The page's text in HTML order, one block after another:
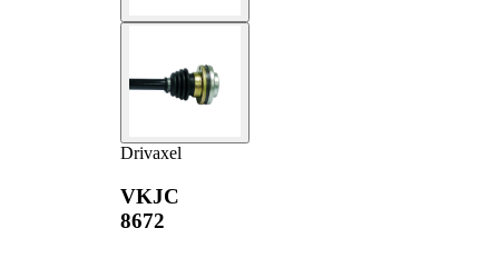
Drivaxel
VKJC
8672